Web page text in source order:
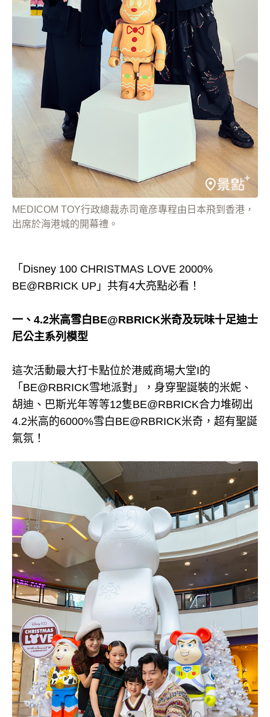
MEDICOM TOY行政總裁赤司竜彦專程由日本飛到香港，
出席於海港城的開幕禮。
「Disney 100 CHRISTMAS LOVE 2000%
BE@RBRICK UP」共有4大亮點必看！
一、4.2米高雪白BE@RBRICK米奇及玩味十足迪士
尼公主系列模型
這次活動最大打卡點位於港威商場大堂I的
「BE@RBRICK雪地派對」，身穿聖誕裝的米妮、
胡迪、巴斯光年等等12隻BE@RBRICK合力堆砌出
4.2米高的6000%雪白BE@RBRICK米奇，超有聖誕
氣氛！